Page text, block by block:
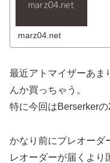
marz04.net
最近アトマイザーあま
んか買っちゃう。
特に今回はBerserkerの
かなり前にプレオーダ
レオーダーが届くより